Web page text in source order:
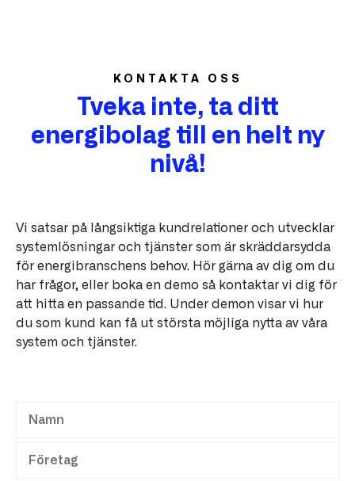
KONTAKTA OSS
Tveka inte, ta ditt
energibolag till en helt ny
nivå!
Vi satsar på långsiktiga kundrelationer och utvecklar
systemlösningar och tjänster som är skräddarsydda
för energibranschens behov. Hör gärna av dig om du
har frågor, eller boka en demo så kontaktar vi dig för
att hitta en passande tid. Under demon visar vi hur
du som kund kan få ut största möjliga nytta av våra
system och tjänster.